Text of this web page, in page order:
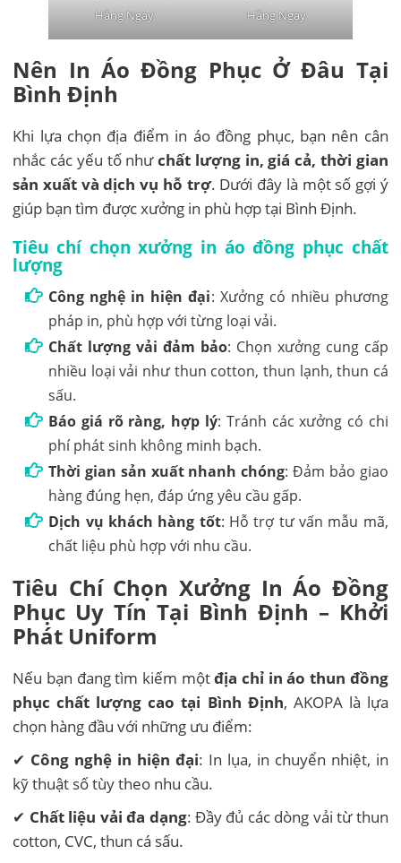
Hằng Ngày
Hằng Ngày
Nên In Áo Đồng Phục Ở Đâu Tại
Bình Định
Khi lựa chọn địa điểm in áo đồng phục, bạn nên cân
nhắc các yếu tố nhưchất lượng in, giá cả, thời gian
sản xuất và dịch vụ hỗ trợ. Dưới đây là một số gợi ý
giúp bạn tìm được xưởng in phù hợp tại Bình Định.
Tiêu chí chọn xưởng in áo đồng phục chất
lượng
Công nghệ in hiện đại: Xưởng có nhiều phương
pháp in, phù hợp với từng loại vải.
Chất lượng vải đảm bảo: Chọn xưởng cung cấp
nhiều loại vải như thun cotton, thun lạnh, thun cá
sấu.
Báo giá rõ ràng, hợp lý: Tránh các xưởng có chi
phí phát sinh không minh bạch.
Thời gian sản xuất nhanh chóng: Đảm bảo giao
hàng đúng hẹn, đáp ứng yêu cầu gấp.
Dịch vụ khách hàng tốt: Hỗ trợ tư vấn mẫu mã,
chất liệu phù hợp với nhu cầu.
Tiêu Chí Chọn Xưởng In Áo Đồng
Phục Uy Tín Tại Bình Định – Khởi
Phát Uniform
Nếu bạn đang tìm kiếm mộtđịa chỉ in áo thun đồng
phục chất lượng cao tại Bình Định, AKOPA là lựa
chọn hàng đầu với những ưu điểm:
✔ Công nghệ in hiện đại: In lụa, in chuyển nhiệt, in
kỹ thuật số tùy theo nhu cầu.
✔ Chất liệu vải đa dạng: Đầy đủ các dòng vải từ thun
cotton, CVC, thun cá sấu.